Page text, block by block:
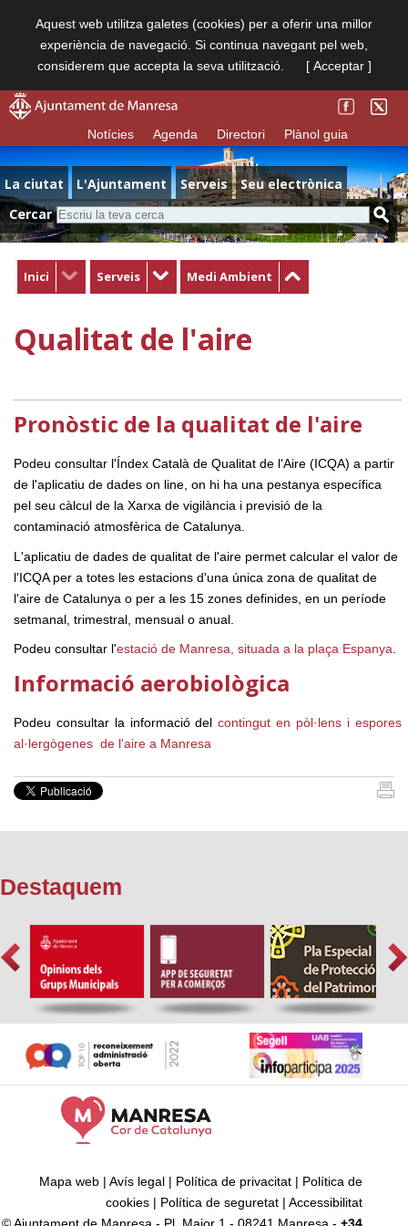
Aquest web utilitza galetes (cookies) per a oferir una millor
experiència de navegació. Si continua navegant pel web,
considerem que accepta la seva utilització.
[ Acceptar ]
Notícies Agenda Directori Plànol guia
La ciutat L'Ajuntament Serveis
Seu electrònica
Cercar
Inici Serveis Medi Ambient
Qualitat de l'aire
Pronòstic de la qualitat de l'aire
Podeu consultar l'Índex Català de Qualitat de l'Aire (ICQA) a partir
de l'aplicatiu de dades on line, on hi ha una pestanya específica
pel seu càlcul de la Xarxa de vigilància i previsió de la
contaminació atmosfèrica de Catalunya.
L'aplicatiu de dades de qualitat de l'aire permet calcular el valor de
l'ICQA per a totes les estacions d'una única zona de qualitat de
l'aire de Catalunya o per a les 15 zones definides, en un període
setmanal, trimestral, mensual o anual.
Podeu consultar l'estació de Manresa, situada a la plaça Espanya
Informació aerobiològica
Podeu consultar la informació del contingut en pòl·lens i espores
al·lergògenes de l'aire a Manresa
Destaquem
Mapa web | Avís legal | Política de privacitat | Política de
cookies | Política de seguretat | Accessibilitat